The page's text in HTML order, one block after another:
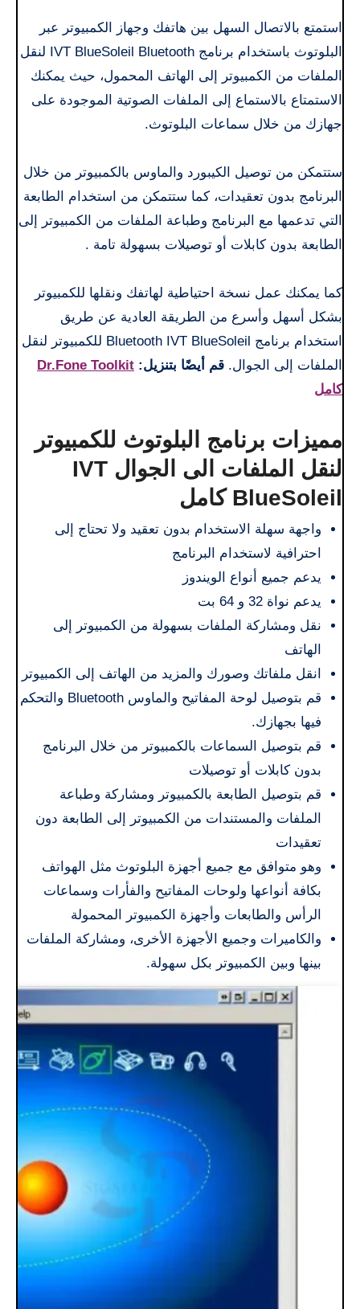
استمتع بالاتصال السهل بين هاتفك وجهاز الكمبيوتر عبر
البلوتوث باستخدام برنامج IVT BlueSoleil Bluetooth لنقل
الملفات من الكمبيوتر إلى الهاتف المحمول، حيث يمكنك
الاستمتاع بالاستماع إلى الملفات الصوتية الموجودة على
جهازك من خلال سماعات البلوتوث.
ستتمكن من توصيل الكيبورد والماوس بالكمبيوتر من خلال
البرنامج بدون تعقيدات، كما ستتمكن من استخدام الطابعة
التي تدعمها مع البرنامج وطباعة الملفات من الكمبيوتر إلى
الطابعة بدون كابلات أو توصيلات بسهولة تامة .
كما يمكنك عمل نسخة احتياطية لهاتفك ونقلها للكمبيوتر
بشكل أسهل وأسرع من الطريقة العادية عن طريق
استخدام برنامج Bluetooth IVT BlueSoleil للكمبيوتر لنقل
الملفات إلى الجوال. قم أيضًا بتنزيل: Dr.Fone Toolkit
كامل
مميزات برنامج البلوتوث للكمبيوتر
لنقل الملفات الى الجوال IVT
BlueSoleil كامل
واجهة سهلة الاستخدام بدون تعقيد ولا تحتاج إلى
احترافية لاستخدام البرنامج
يدعم جميع أنواع الويندوز
يدعم نواة 32 و 64 بت
نقل ومشاركة الملفات بسهولة من الكمبيوتر إلى
الهاتف
انقل ملفاتك وصورك والمزيد من الهاتف إلى الكمبيوتر
قم بتوصيل لوحة المفاتيح والماوس Bluetooth والتحكم
فيها بجهازك.
قم بتوصيل السماعات بالكمبيوتر من خلال البرنامج
بدون كابلات أو توصيلات
قم بتوصيل الطابعة بالكمبيوتر ومشاركة وطباعة
الملفات والمستندات من الكمبيوتر إلى الطابعة دون
تعقيدات
وهو متوافق مع جميع أجهزة البلوتوث مثل الهواتف
بكافة أنواعها ولوحات المفاتيح والفأرات وسماعات
الرأس والطابعات وأجهزة الكمبيوتر المحمولة
والكاميرات وجميع الأجهزة الأخرى، ومشاركة الملفات
بينها وبين الكمبيوتر بكل سهولة.